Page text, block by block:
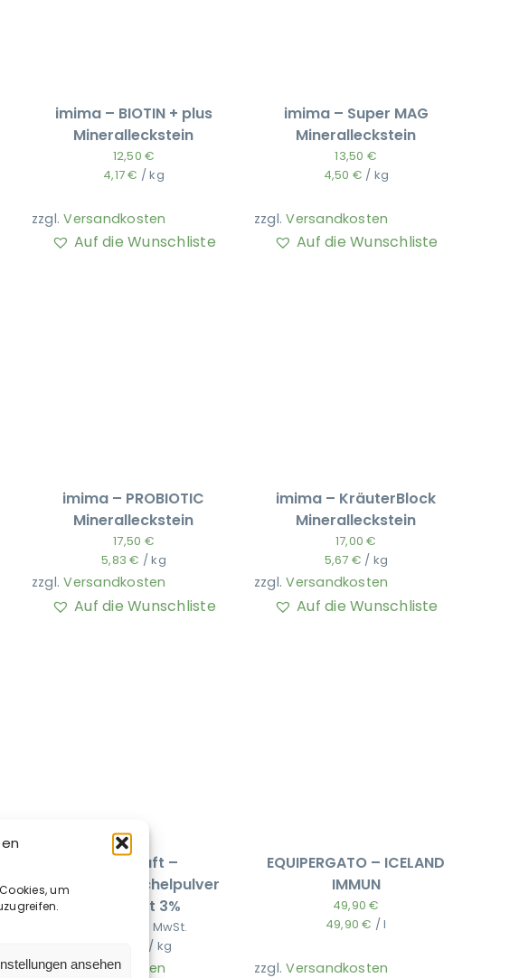
um
ansehen
imima – BIOTIN + plus
Mineralleckstein
12,50€
4,17€ /kg
zzgl.Versandkosten
Auf die Wunschliste
imima – Super MAG
Mineralleckstein
13,50 €
4,50 € / kg
zzgl.Versandkosten
Auf die Wunschliste
imima – PROBIOTIC
Mineralleckstein
17,50 €
5,83€ /kg
zzgl.Versandkosten
Auf die Wunschliste
imima – KräuterBlock
Mineralleckstein
17,00€
5,67 € / kg
zzgl.Versandkosten
Auf die Wunschliste
Waldkraft –
Grünlippmuschelpulver
– Vollfett 3%
inkl. MwSt.
/ kg
zzgl.Versandkosten
EQUIPERGATO – ICELAND
IMMUN
49,90€
49,90€ /l
zzgl.Versandkosten